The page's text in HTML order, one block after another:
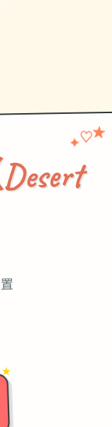
✦♡★